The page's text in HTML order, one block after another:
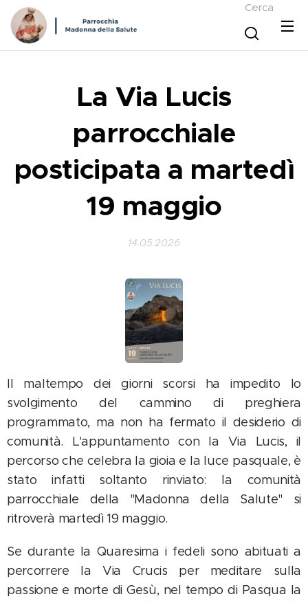
Cerca
La Via Lucis
parrocchiale
posticipata a martedì
19 maggio
14.05.2026
Il maltempo dei giorni scorsi ha impedito lo
svolgimento del cammino di preghiera
programmato, ma non ha fermato il desiderio di
comunità. L'appuntamento con la Via Lucis, il
percorso che celebra la gioia e la luce pasquale, è
stato infatti soltanto rinviato: la comunità
parrocchiale della "Madonna della Salute" si
ritroverà martedì 19 maggio.
Se durante la Quaresima i fedeli sono abituati a
percorrere la Via Crucis per meditare sulla
passione e morte di Gesù, nel tempo di Pasqua la